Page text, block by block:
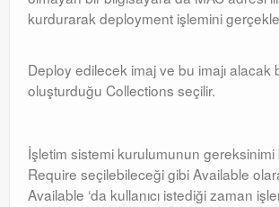
kurdurarak deployment işlemini
Deploy edilecek imaj ve bu imajı alacak
oluşturduğu Collections seçilir.
İşletim sistemi kurulumunun gereksinimi
Require seçilebileceği gibi Available
Available ‘da kullanıcı istediği zaman